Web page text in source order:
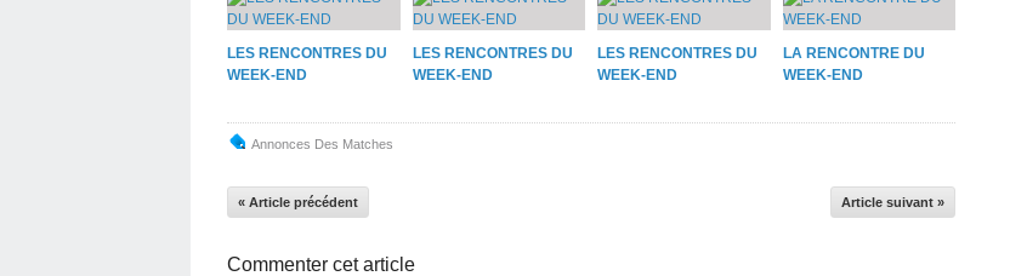
LES RENCONTRES DU
WEEK-END
LES RENCONTRES DU
WEEK-END
LES RENCONTRES DU
WEEK-END
LA RENCONTRE DU
WEEK-END
Annonces Des Matches
« Article précédent Article suivant »
Commenter cet article